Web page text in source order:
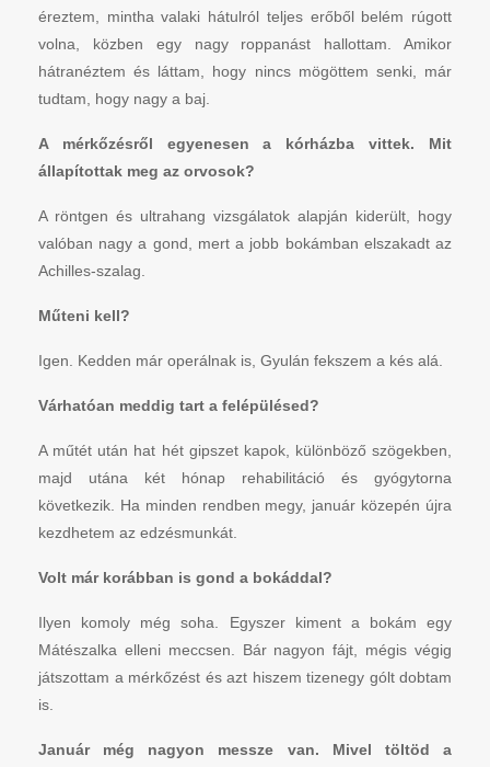
éreztem, mintha valaki hátulról teljes erőből belém rúgott
volna, közben egy nagy roppanást hallottam. Amikor
hátranéztem és láttam, hogy nincs mögöttem senki, már
tudtam, hogy nagy a baj.
A mérkőzésről egyenesen a kórházba vittek. Mit
állapítottak meg az orvosok?
A röntgen és ultrahang vizsgálatok alapján kiderült, hogy
valóban nagy a gond, mert a jobb bokámban elszakadt az
Achilles-szalag.
Műteni kell?
Igen. Kedden már operálnak is, Gyulán fekszem a kés alá.
Várhatóan meddig tart a felépülésed?
A műtét után hat hét gipszet kapok, különböző szögekben,
majd utána két hónap rehabilitáció és gyógytorna
következik. Ha minden rendben megy, január közepén újra
kezdhetem az edzésmunkát.
Volt már korábban is gond a bokáddal?
Ilyen komoly még soha. Egyszer kiment a bokám egy
Mátészalka elleni meccsen. Bár nagyon fájt, mégis végig
játszottam a mérkőzést és azt hiszem tizenegy gólt dobtam
is.
Január még nagyon messze van. Mivel töltöd a